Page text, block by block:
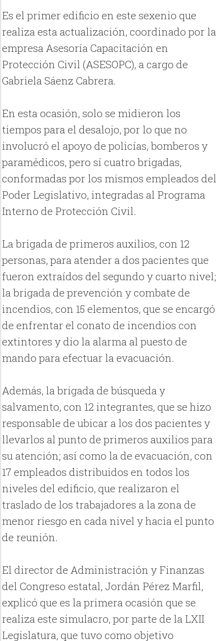
Es el primer edificio en este sexenio que
realiza esta actualización, coordinado por la
empresa Asesoría Capacitación en
Protección Civil (ASESOPC), a cargo de
Gabriela Sáenz Cabrera.
En esta ocasión, solo se midieron los
tiempos para el desalojo, por lo que no
involucró el apoyo de policías, bomberos y
paramédicos, pero sí cuatro brigadas,
conformadas por los mismos empleados del
Poder Legislativo, integradas al Programa
Interno de Protección Civil.
La brigada de primeros auxilios, con 12
personas, para atender a dos pacientes que
fueron extraídos del segundo y cuarto nivel;
la brigada de prevención y combate de
incendios, con 15 elementos, que se encargó
de enfrentar el conato de incendios con
extintores y dio la alarma al puesto de
mando para efectuar la evacuación.
Además, la brigada de búsqueda y
salvamento, con 12 integrantes, que se hizo
responsable de ubicar a los dos pacientes y
llevarlos al punto de primeros auxilios para
su atención; así como la de evacuación, con
17 empleados distribuidos en todos los
niveles del edificio, que realizaron el
traslado de los trabajadores a la zona de
menor riesgo en cada nivel y hacia el punto
de reunión.
El director de Administración y Finanzas
del Congreso estatal, Jordán Pérez Marfil,
explicó que es la primera ocasión que se
realiza este simulacro, por parte de la LXII
Legislatura, que tuvo como objetivo